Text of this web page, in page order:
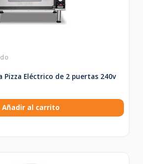
Pizza Eléctrico de 2 puertas 240v
Añadir al carrito